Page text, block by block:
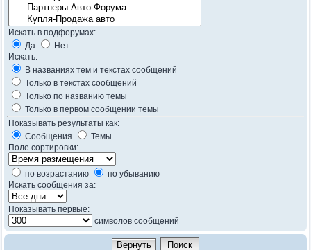
Искать в подфорумах:
Да
Нет
Искать:
В названиях тем и текстах сообщений
Только в текстах сообщений
Только по названию темы
Только в первом сообщении темы
Показывать результаты как:
Сообщения
Темы
Поле сортировки:
по возрастанию
по убыванию
Искать сообщения за:
Показывать первые:
символов сообщений